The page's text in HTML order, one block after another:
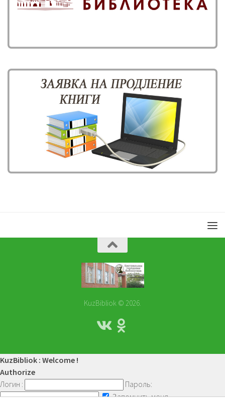
KuzBibliok © 2026.
KuzBibliok : Welcome !
Authorize
Логин :
Пароль: